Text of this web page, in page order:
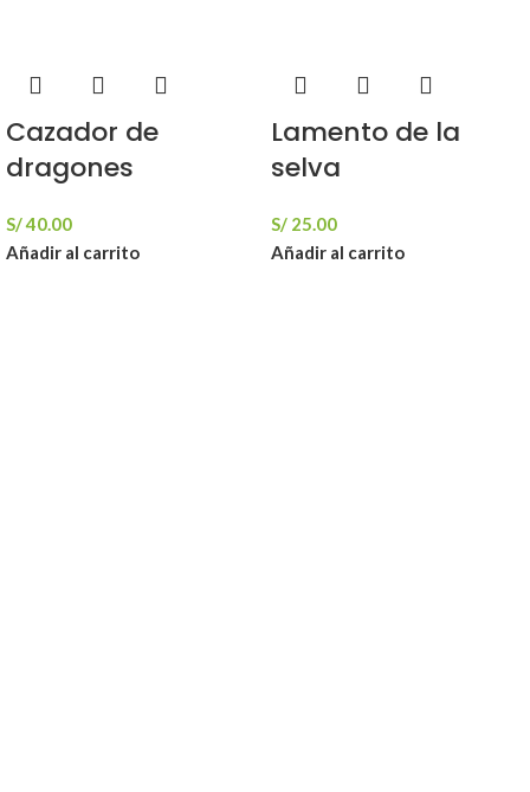
Cazador de
dragones
S/40.00
Añadir al carrito
Lamento de la
selva
S/ 25.00
Añadir al carrito